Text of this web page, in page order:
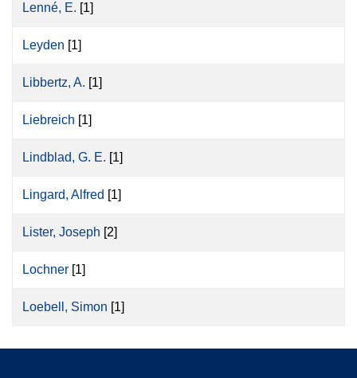
Lenné, E. [1]
Leyden [1]
Libbertz, A. [1]
Liebreich [1]
Lindblad, G. E. [1]
Lingard, Alfred [1]
Lister, Joseph [2]
Lochner [1]
Loebell, Simon [1]